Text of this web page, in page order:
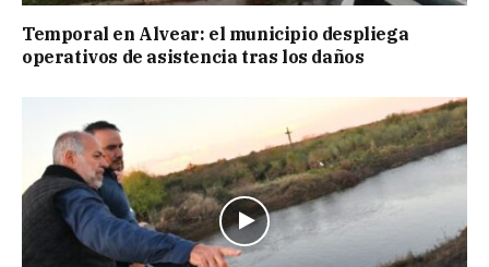
Temporal en Alvear: el municipio despliega
operativos de asistencia tras los daños